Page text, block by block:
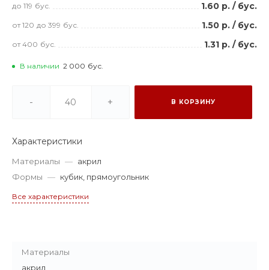
до 119 бус. 1.60 р. / бус.
от 120 до 399 бус. 1.50 р. / бус.
от 400 бус. 1.31 р. / бус.
В наличии 2 000 бус.
- + В КОРЗИНУ
Характеристики
Материалы — акрил
Формы — кубик, прямоугольник
Все характеристики
Материалы
акрил